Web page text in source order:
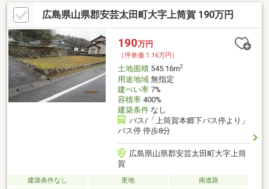
広島県山県郡安芸太田町大字上筒賀 190万円
190万円
（坪単価:1.16万円）
土地面積545.16m2
用途地域無指定
建ぺい率7%
容積率400%
建築条件なし
バス/「上筒賀本郷下バス停より」
バス停 停歩8分
広島県山県郡安芸太田町大字上筒
賀
建築条件なし 更地
南道路